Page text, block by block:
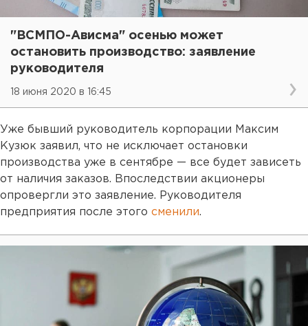
"ВСМПО-Ависма" осенью может
остановить производство: заявление
руководителя
18 июня 2020 в 16:45
Уже бывший руководитель корпорации Максим
Кузюк заявил, что не исключает остановки
производства уже в сентябре — все будет зависеть
от наличия заказов. Впоследствии акционеры
опровергли это заявление. Руководителя
предприятия после этого сменили.